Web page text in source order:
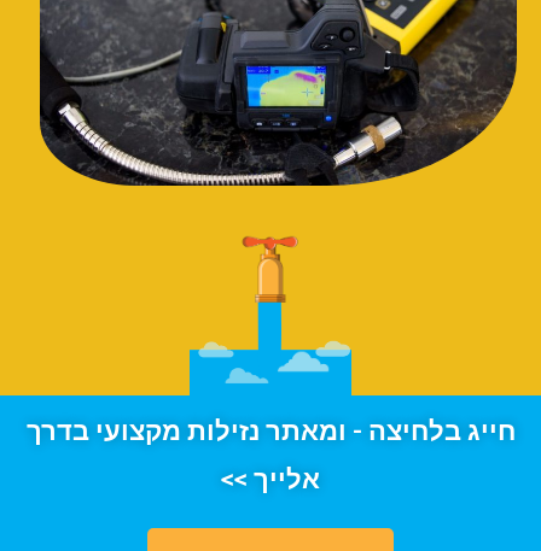
חייג בלחיצה - ומאתר נזילות מקצועי בדרך
אלייך >>